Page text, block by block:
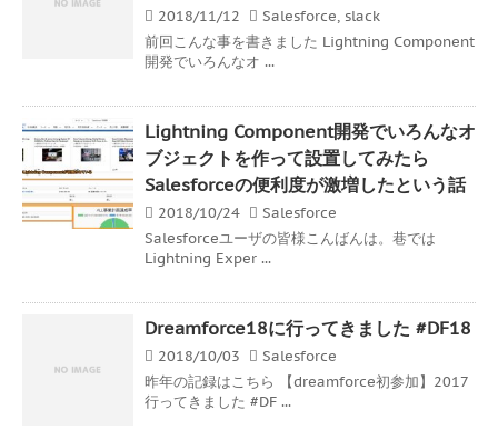
2018/11/12 Salesforce, slack
前回こんな事を書きました Lightning Component
開発でいろんなオ ...
Lightning Component開発でいろんなオ
ブジェクトを作って設置してみたら
Salesforceの便利度が激増したという話
2018/10/24
Salesforce
Salesforceユーザの皆様こんばんは。巷では
Lightning Exper ...
Dreamforce18に行ってきました #DF18
2018/10/03
Salesforce
昨年の記録はこちら 【dreamforce初参加】2017
行ってきました #DF ...